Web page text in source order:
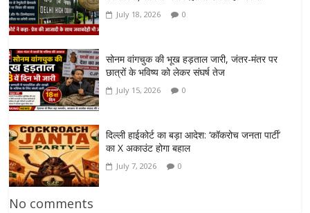
July 18, 2026 0
सोनम वांगचुक की भूख हड़ताल जारी, जंतर-मंतर पर
छात्रों के भविष्य को लेकर संघर्ष तेज
July 15, 2026 0
दिल्ली हाईकोर्ट का बड़ा आदेश: ‘कॉकरोच जनता पार्टी’
का X अकाउंट होगा बहाल
July 7, 2026 0
No comments